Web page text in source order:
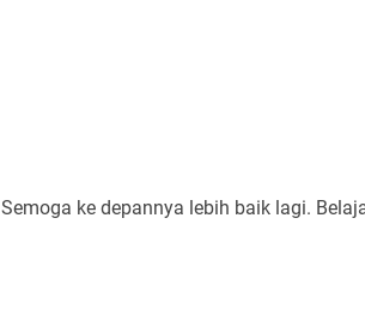
Semoga ke depannya lebih baik lagi.